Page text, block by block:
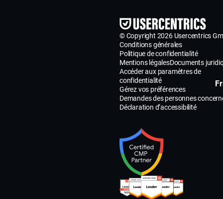
le profilage.
traitement
doivent
informer les
personnes
fins
© Copyright 2026 Usercentrics
Conditions générales
Politique de confidentialité
Mentions légalesDocuments
Accéder aux paramètres de
confidentialité
Gérez vos préférences
Demandes des personnes
Déclaration d’accessibilité